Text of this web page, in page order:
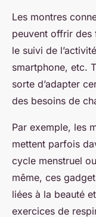
Les montres
peuvent offrir des
le suivi de
smartphone, etc.
sorte d’adapter
des besoins de
Par exemple, les
mettent parfois
cycle menstruel
même, ces
liées à la beauté
exercices de